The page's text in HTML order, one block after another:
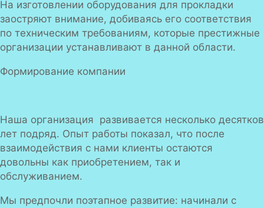
На изготовлении оборудования для прокладки
заостряют внимание, добиваясь его соответствия
по техническим требованиям, которые престижные
организации устанавливают в данной области.
Формирование компании
Наша организация развивается несколько десятков
лет подряд. Опыт работы показал, что после
взаимодействия с нами клиенты остаются
довольны как приобретением, так и
обслуживанием.
Мы предпочли поэтапное развитие: начинали с